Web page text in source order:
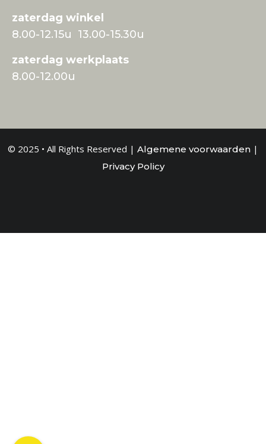
zaterdag winkel
8.00-12.15u 13.00-15.30u
zaterdag werkplaats
8.00-12.00u
© 2025 • All Rights Reserved | Algemene voorwaarden |
Privacy Policy